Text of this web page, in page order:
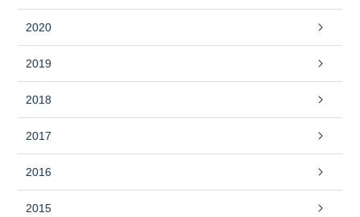
2020
2019
2018
2017
2016
2015